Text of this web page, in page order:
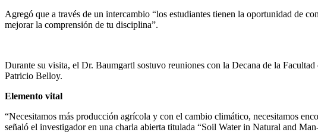
Agregó que a través de un intercambio “los estudiantes tienen la oportunidad de
mejorar la comprensión de tu disciplina”.
Durante su visita, el Dr. Baumgartl sostuvo reuniones con la Decana de la
Patricio Belloy.
Elemento vital
“Necesitamos más producción agrícola y con el cambio climático, necesitamos
señaló el investigador en una charla abierta titulada “Soil Water in Natural and